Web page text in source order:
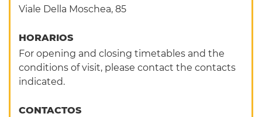
Viale Della Moschea, 85
HORARIOS
For opening and closing timetables and the
conditions of visit, please contact the contacts
indicated.
CONTACTOS